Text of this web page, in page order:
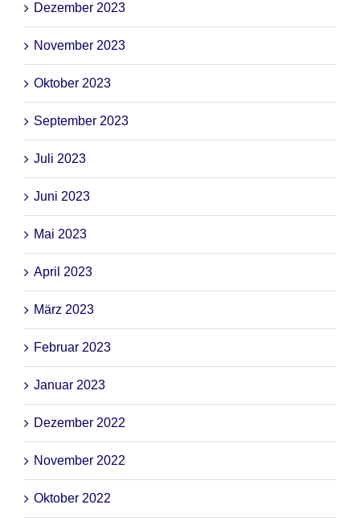
Dezember 2023
November 2023
Oktober 2023
September 2023
Juli 2023
Juni 2023
Mai 2023
April 2023
März 2023
Februar 2023
Januar 2023
Dezember 2022
November 2022
Oktober 2022